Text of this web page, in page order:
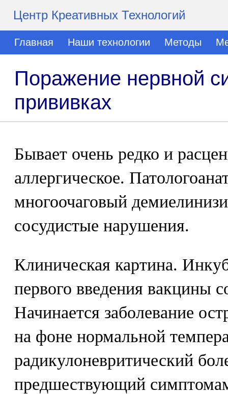
Центр Креативных Технологий
Главная Наши технологии Методы
Поражение нервной
прививках
Бывает очень редко и
аллергическое.
многоочаговый
сосудистые нарушения.
Клиническая картина.
первого введения вакцины
Начинается заболевание
на фоне нормальной
радикулоневритический
предшествующий